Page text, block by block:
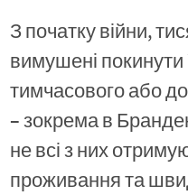
З початку війни,
вимушені
тимчасового або
– зокрема в
не всі з них
проживання та